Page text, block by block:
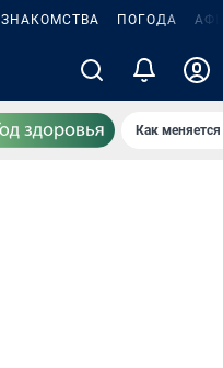
ЗНАКОМСТВА ПОГОДА
Как